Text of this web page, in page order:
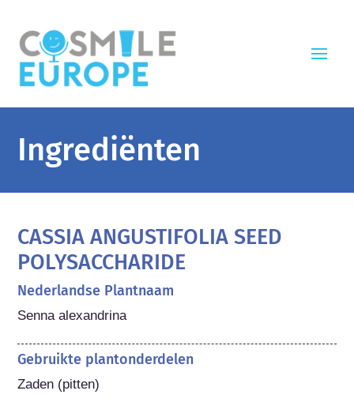
Ingrediënten
CASSIA ANGUSTIFOLIA SEED
POLYSACCHARIDE
Nederlandse Plantnaam
Senna alexandrina
Gebruikte plantonderdelen
Zaden (pitten)